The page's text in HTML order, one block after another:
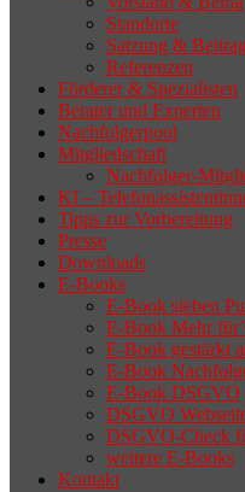
Standorte
Satzung &
Referenzen
Förderer & Spezialisten
Berater und Experten
Nachfolgerpool
Mitgliedschaft
Nachfolger-
KI –
Tipps zur Vorbereitung
Presse
Downloads
E-Books
E-Book sieben
E-Book Mehr
E-Book gestärkt
E-Book
E-Book DSGVO
DSGVO
DSGVO-Check
weitere E-Books
Kontakt